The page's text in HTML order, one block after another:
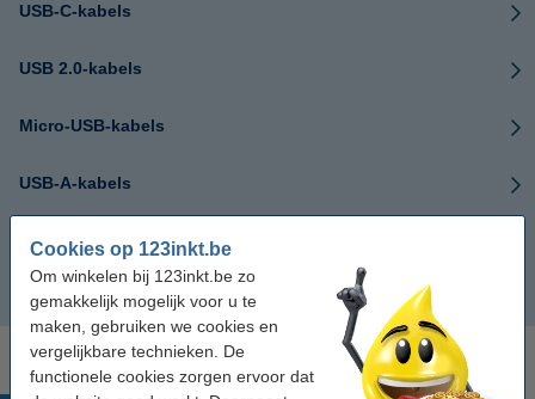
Cookies op 123inkt.be
Om winkelen bij 123inkt.be zo
gemakkelijk mogelijk voor u te
maken, gebruiken we cookies en
vergelijkbare technieken. De
functionele cookies zorgen ervoor dat
USB-C-kabels
USB 2.0-kabels
Micro-USB-kabels
USB-A-kabels
USB-B-kabels
USB-verlengkabels